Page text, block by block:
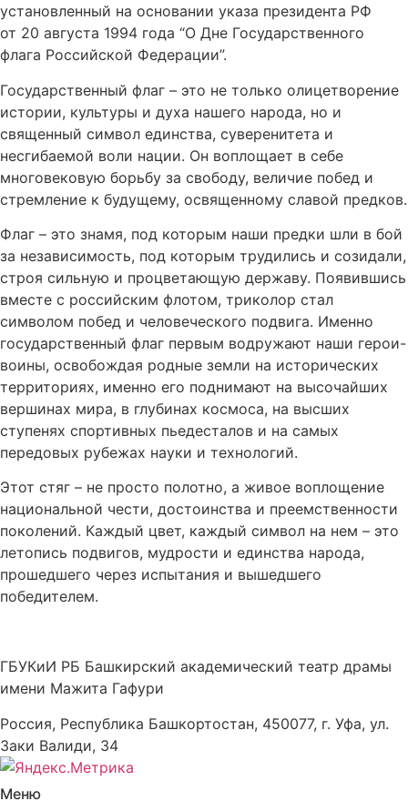
установленный на основании указа президента РФ
от 20 августа 1994 года “О Дне Государственного
флага Российской Федерации”.
Государственный флаг – это не только олицетворение
истории, культуры и духа нашего народа, но и
священный символ единства, суверенитета и
несгибаемой воли нации. Он воплощает в себе
многовековую борьбу за свободу, величие побед и
стремление к будущему, освященному славой предков.
Флаг – это знамя, под которым наши предки шли в бой
за независимость, под которым трудились и созидали,
строя сильную и процветающую державу. Появившись
вместе с российским флотом, триколор стал
символом побед и человеческого подвига. Именно
государственный флаг первым водружают наши герои-
воины, освобождая родные земли на исторических
территориях, именно его поднимают на высочайших
вершинах мира, в глубинах космоса, на высших
ступенях спортивных пьедесталов и на самых
передовых рубежах науки и технологий.
Этот стяг – не просто полотно, а живое воплощение
национальной чести, достоинства и преемственности
поколений. Каждый цвет, каждый символ на нем – это
летопись подвигов, мудрости и единства народа,
прошедшего через испытания и вышедшего
победителем.
ГБУКиИ РБ Башкирский академический театр драмы
имени Мажита Гафури
Россия, Республика Башкортостан, 450077, г. Уфа, ул.
Заки Валиди, 34
Меню